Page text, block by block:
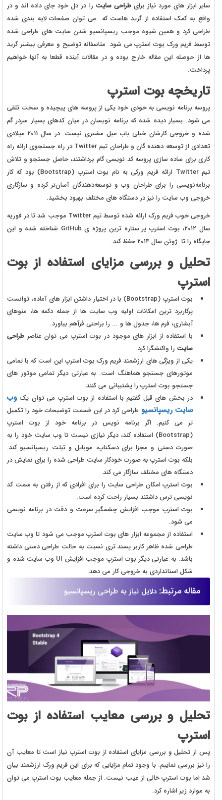
سایر ابزار های مورد نیاز برایطراحی سایت را در دل خود جای داده اند و در
واقع به کمک استفاده از گرید هاست که می توان صفحات لایه بندی شده
طراحی کرد و همین شیوه موجب ریسپانسیو شدن سایت های طراحی شده
توسط فریم ورک بوت استرپ می شود. متاسفانه توضیح و معرفی بیشتر گرید
ها از حوصله این مقاله خارج بوده و در مقالات آینده قطعا به آنها خواهیم
پرداخت.
تاریخچه بوت استرپ
پروسه برنامه نویسی به خودی خود یکی از پروسه های پیچیده و سخت تلقی
می شود. بسیار دیده شده که برنامه نویسان در میان کدهای بسیار سردر گم
شده و خروجی کارشان خیلی باب میل مشتری نیست. در سال 2011 میلادی
تعدادی از توسعه‌ دهنده‌‌ گان و طراحان تیم Twitter در راه جستجوی ارائه راه
کاری برای ساده سازی پروسه کد نویسی گام برداشتند، حاصل جستجو و تلاش
تیم Twitter ارائه فریم ورکی به نام بوت استرپ (Bootstrap) بود که کار
برنامه‌نویسی را برای طراحان وب و توسعه‌دهندگان آسان‌تر کرده و سازگاری
خروجی وب سایت را نیز در دستگاه های مختلف بهبود بخشید.
خروجی خوب فریم ورک ارائه شده توسط تیم Twitter موجب شد تا در فوریه
سال ۲۰۱۲، بوت استرپ پر ستاره ترین پروژه ی GitHub شناخته شده و این
جایگاه را تا ژوئن سال ۲۰۱۴ حفظ کند.
تحلیل و بررسی مزایای استفاده از بوت
استرپ
بوت استرپ (Bootstrap) با در اختیار داشتن ابزار های آماده، توانست
پرکاربرد ترین امکانات اولیه وب سایت ها از جمله دکمه ها، منوهای
آبشاری، فرم ها، جدول ها و ... را براحتی فرآهم بیاورد.
با استفاده از ابزار های موجود در بوت استرپ می توان عناصر طراحی
سایت را واکنشگرا کرد.
یکی از ویژگی های ارزشمند فریم ورک بوت استرپ این است که با تمامی
موتورهای جستجو هماهنگ است. به عبارتی دیگر تمامی موتور های
جستجو بوت استرپ را پشتیبانی می کنند.
در بخش های قبل گفتیم با استفاده از بوت استرپ می توان یک وب
سایت ریسپانسیو طراحی کرد در این قسمت توضیحات خود را تکمیل
تر می کنیم. اگر برنامه نویس در برنامه خود از بوت استرپ
(Bootstrap) استفاده کند، دیگر نیازی نیست تا وب سایت خود را به
صورت دستی و مجزا برای دسکتاپ، موبایل و تبلت ریسپانسیو کند.
بلکه بوت استرپ به صورت خودکار سایت طراحی شده را برای نمایش در
دستگاه های مختلف سازگار می کند.
بوت استرپ امکان طراحی سایت را برای افرادی که از رفتن به سمت کد
نویسی ترس داشتند بسیار راحت کرده است.
بوت استرپ موجب افزایش چشمگیر سرعت و دقت در برنامه نویسی
می شود.
استفاده از مجموعه ابزار های بوت استرپ موجب می شود تا وب سایت
طراحی شده ظاهر کاربر پسند تری نسبت به حالت طراحی دستی داشته
باشد. به عبارتی دیگر بوت استرپ موجب افزایش UI وب سایت شده و
شکل استانداردی به خروجی کار می دهد.
مقاله مرتبط: دلایل نیاز به طراحی ریسپانسیو
تحلیل و بررسی معایب استفاده از بوت
استرپ
پس از تحلیل و بررسی مزایای استفاده از بوت استرپ نیاز است تا معایب آن
را نیز بررسی نماییم. با وجود تمام مزایایی که برای این فریم ورک ارزشمند بیان
شد اما بوت استرپ خالی از عیب نیست. از جمله معایب بوت استرپ می توان
به موارد زیر اشاره کرد.